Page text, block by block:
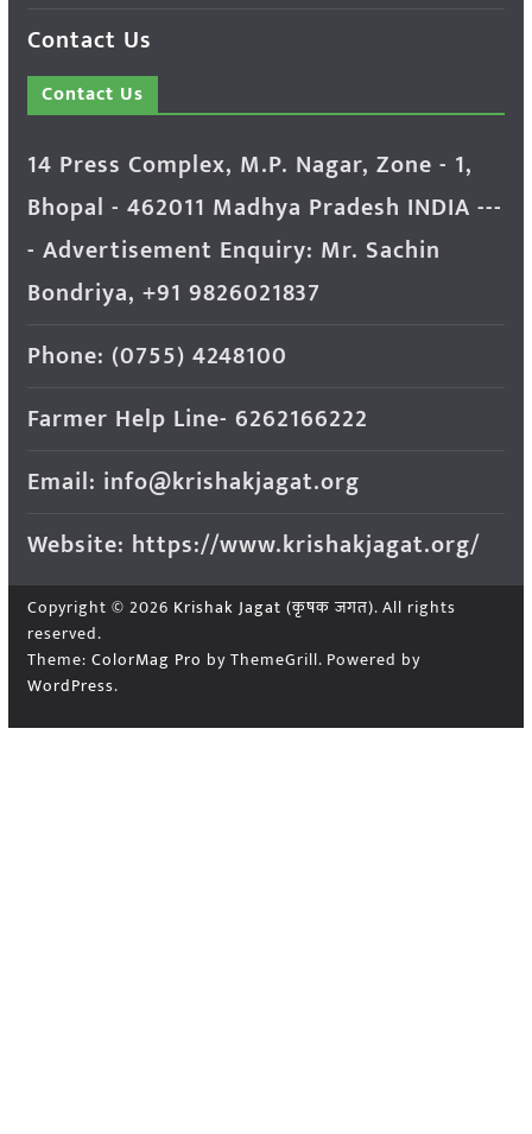
Contact Us
Contact Us
14 Press Complex, M.P. Nagar, Zone - 1,
Bhopal - 462011 Madhya Pradesh INDIA ---
- Advertisement Enquiry: Mr. Sachin
Bondriya, +91 9826021837
Phone: (0755) 4248100
Farmer Help Line- 6262166222
Email: info@krishakjagat.org
Website: https://www.krishakjagat.org/
Copyright © 2026 Krishak Jagat (कृषक जगत). All rights
reserved.
Theme: ColorMag Pro by ThemeGrill. Powered by
WordPress.